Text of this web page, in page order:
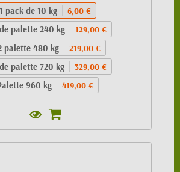
1 pack de 10 kg 6,00 €
palette 240 kg 129,00 €
palette 480 kg 219,00 €
palette 720 kg 329,00 €
960 kg 419,00 €